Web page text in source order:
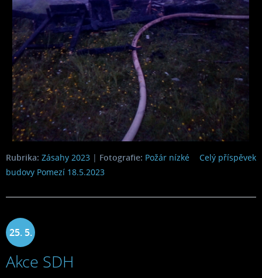
Celý příspěvek
Rubrika: Zásahy 2023 | Fotografie: Požár nízké
budovy Pomezí 18.5.2023
25. 5.
2023
Akce SDH